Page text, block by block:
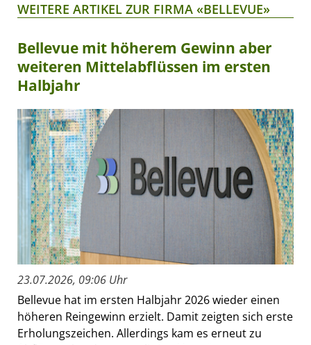
WEITERE ARTIKEL ZUR FIRMA «BELLEVUE»
Bellevue mit höherem Gewinn aber
weiteren Mittelabflüssen im ersten
Halbjahr
23.07.2026, 09:06 Uhr
Bellevue hat im ersten Halbjahr 2026 wieder einen
höheren Reingewinn erzielt. Damit zeigten sich erste
Erholungszeichen. Allerdings kam es erneut zu